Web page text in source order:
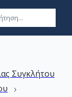
Συγκλήτου
›